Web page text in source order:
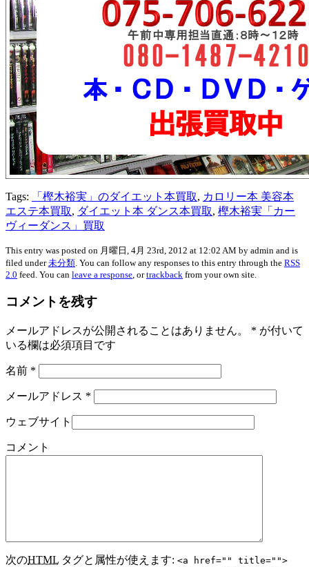
Tags: 「樫木裕実」のダイエット本買取, カロリー本 美容本
エステ本買取, ダイエット本 ダンス本買取, 樫木裕実「カー
ヴィーダンス」買取
This entry was posted on 月曜日, 4月 23rd, 2012 at 12:02 AM by admin and is
filed under未分類 . You can follow any responses to this entry through the RSS
2.0 feed. You can leave a response , ortrackback from your own site.
コメントを残す
メールアドレスが公開されることはありません。 * が付いて
いる欄は必須項目です
名前 *
メールアドレス *
ウェブサイト
コメント
次のHTML タグと属性が使えます: <a href="" title="">